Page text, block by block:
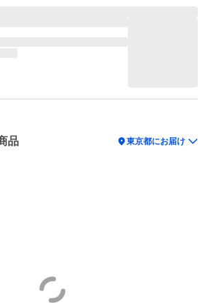
品 location_on東京都にお届け